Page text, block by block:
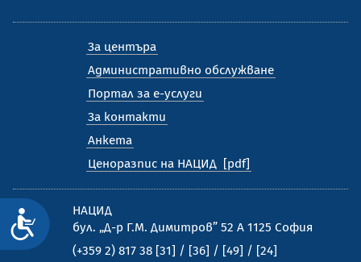
Достъпност
За центъра
Административно обслужване
Портал за е-услуги
За контакти
Анкета
Ценоразпис на НАЦИД
НАЦИД
бул. „Д-р Г.М. Димитров” 52 А 1125 София
(+359 2) 817 38 [31] / [36] / [49] / [24]